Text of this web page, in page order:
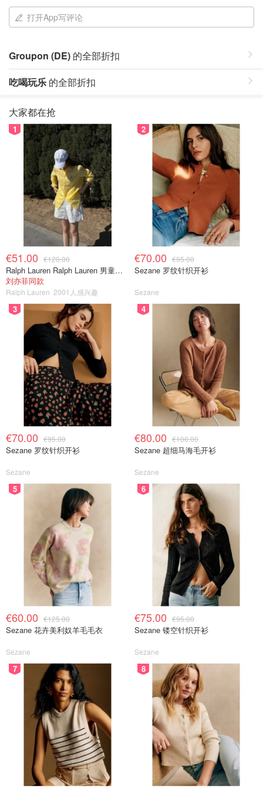
打开App写评论
Groupon (DE) 的全部折扣
吃喝玩乐 的全部折扣
大家都在抢
1
€51.00 €120.00
Ralph Lauren Ralph Lauren 男童亚麻衬衫
刘亦菲同款
Ralph Lauren 2001人感兴趣
2
€70.00 €95.00
Sezane 罗纹针织开衫
Sezane
3
€70.00 €95.00
Sezane 罗纹针织开衫
Sezane
4
€80.00 €100.00
Sezane 超细马海毛开衫
Sezane
5
€60.00 €125.00
Sezane 花卉美利奴羊毛毛衣
Sezane
6
€75.00 €95.00
Sezane 镂空针织开衫
Sezane
7 8